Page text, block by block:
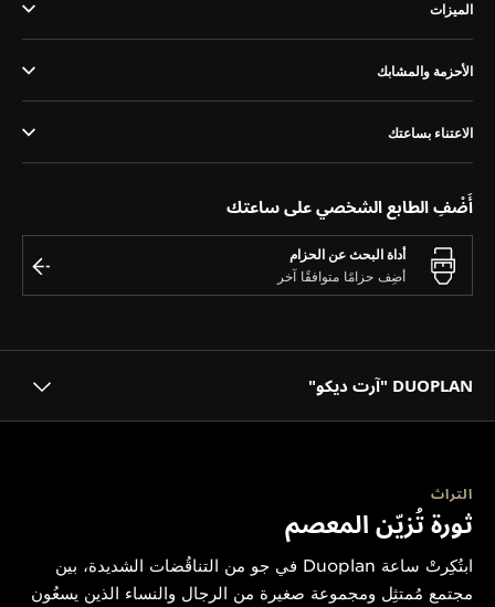
رائد الدقّة PRECISION PIONEER
الميزات
الأحزمة والمشابك
الاعتناء بساعتك
أَضْفِ الطابع الشخصي على ساعتك
أداة البحث عن الحزام
DUOPLAN "آرت ديكو"
التراث
ثورة تُزيّن المعصم
ابتُكِرتْ ساعة Duoplan في جو من التناقُضات الشديدة، بين
مجتمع مُمتثِل ومجموعة صغيرة من الرجال والنساء الذين يسعُون